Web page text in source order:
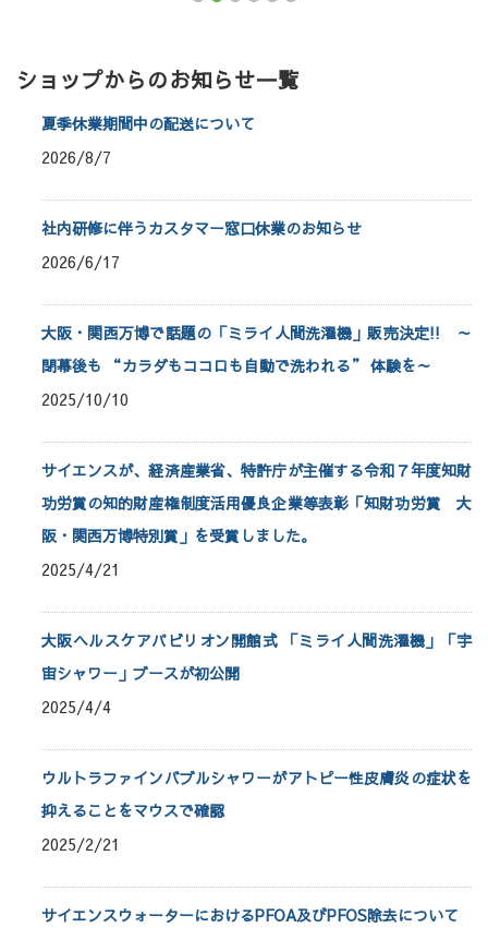
ショップからのお知らせ一覧
夏季休業期間中の配送について
2026/8/7
社内研修に伴うカスタマー窓口休業のお知らせ
2026/6/17
大阪・関西万博で話題の「ミライ人間洗濯機」販売決定!! ～
閉幕後も “カラダもココロも自動で洗われる” 体験を～
2025/10/10
サイエンスが、経済産業省、特許庁が主催する令和７年度知財
功労賞の知的財産権制度活用優良企業等表彰「知財功労賞 大
阪・関西万博特別賞」を受賞しました。
2025/4/21
大阪ヘルスケアパビリオン開館式 「ミライ人間洗濯機」「宇
宙シャワー」ブースが初公開
2025/4/4
ウルトラファインバブルシャワーがアトピー性皮膚炎の症状を
抑えることをマウスで確認
2025/2/21
サイエンスウォーターにおけるPFOA及びPFOS除去について